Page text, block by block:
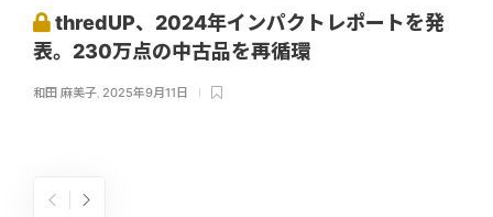
thredUP、2024年インパクトレポートを発
表。230万点の中古品を再循環
和田 麻美子, 2025年9月11日